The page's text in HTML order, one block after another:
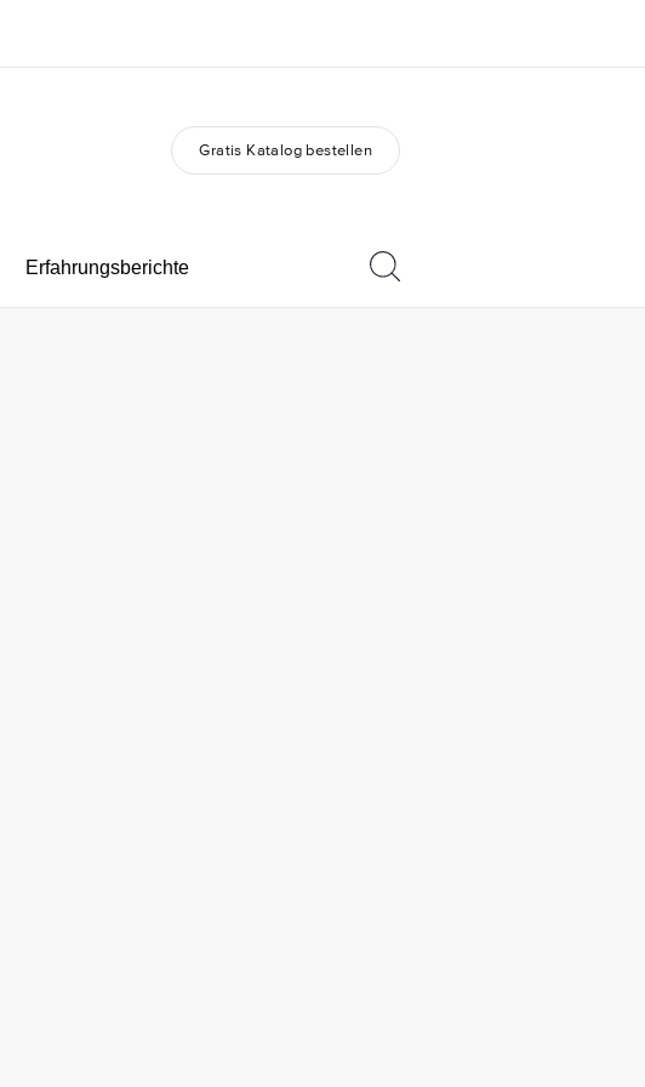
Karriere
Gratis Katalog bestellen
Erfahrungsberichte